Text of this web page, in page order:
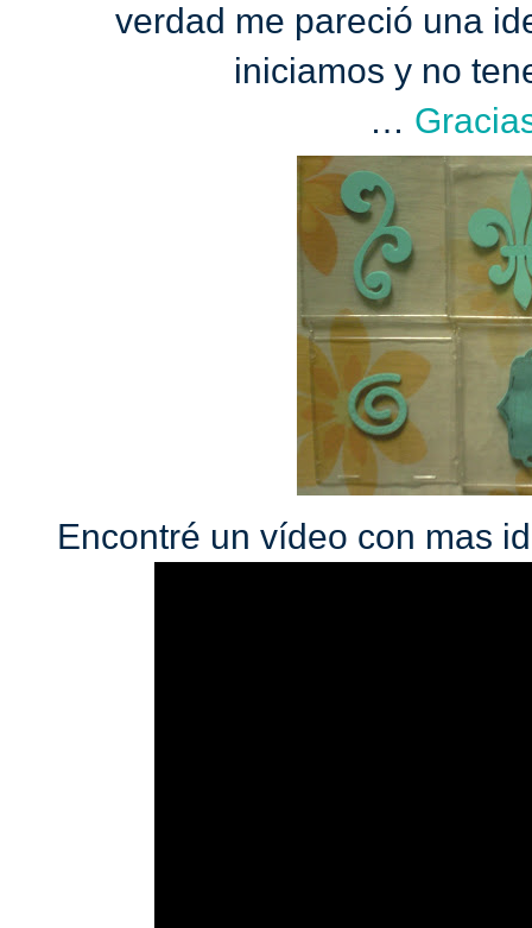
verdad me pareció una
iniciamos y no
…
Encontré un vídeo con mas